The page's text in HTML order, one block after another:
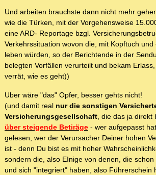
Und arbeiten brauchste dann nicht mehr
wie die Türken, mit der Vorgehensweise
eine ARD- Reportage bzgl.
Verkehrssituation wovon die, mit Kopftuch und
leben würden, so der Berichtende in der
belegten Vorfällen verurteilt und bekam
verrät, wie es geht))
Uber wäre "das" Opfer, besser gehts nicht!
(und damit real nur die sonstigen
Versicherungsgesellschaft, die das ja direkt
über steigende Betiräge - wer aufgepasst
gelesen, wer der Verursacher Deiner hohen
ist - denn Du bist es mit hoher
sondern die, also EInige von denen, die
und sich "integriert" haben, also Führerschein